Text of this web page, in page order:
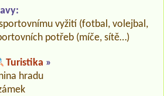
vyžití (fotbal, volejbal,
potřeb (míče, sítě…)
Turistika »
hradu